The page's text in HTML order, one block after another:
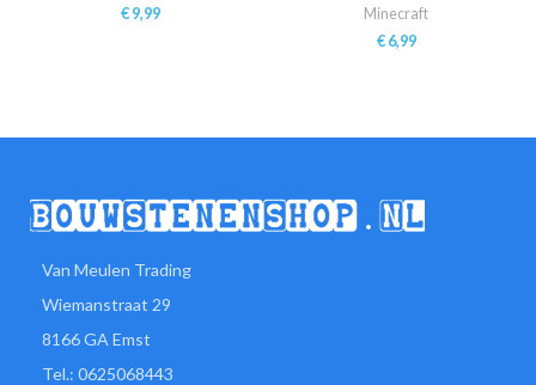
€9,99
Minecraft
€6,99
Van Meulen Trading
Wiemanstraat 29
8166 GA Emst
Tel.: 0625068443